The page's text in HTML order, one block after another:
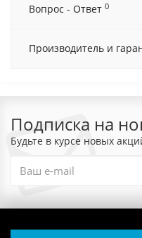
Вопрос - Ответ 0
Производитель и
Подписка на
Будьте в курсе новых